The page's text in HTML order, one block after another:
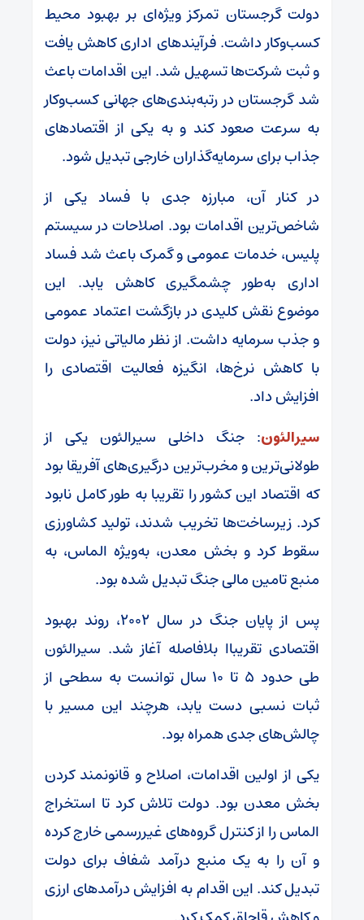
دولت گرجستان تمرکز ویژه‌ای بر بهبود محیط
کسب‌وکار داشت. فرآیند‌های اداری کاهش یافت
و ثبت شرکت‌ها تسهیل شد. این اقدامات باعث
شد گرجستان در رتبه‌بندی‌های جهانی کسب‌وکار
به سرعت صعود کند و به یکی از اقتصاد‌های
جذاب برای سرمایه‌گذاران خارجی تبدیل شود.
در کنار آن، مبارزه جدی با فساد یکی از
شاخص‌ترین اقدامات بود. اصلاحات در سیستم
پلیس، خدمات عمومی و گمرک باعث شد فساد
اداری به‌طور چشمگیری کاهش یابد. این
موضوع نقش کلیدی در بازگشت اعتماد عمومی
و جذب سرمایه داشت. از نظر مالیاتی نیز، دولت
با کاهش نرخ‌ها، انگیزه فعالیت اقتصادی را
افزایش داد.
سیرالئون: جنگ داخلی سیرالئون یکی از
طولانی‌ترین و مخرب‌ترین درگیری‌های آفریقا بود
که اقتصاد این کشور را تقریبا به طور کامل نابود
کرد. زیرساخت‌ها تخریب شدند، تولید کشاورزی
سقوط کرد و بخش معدن، به‌ویژه الماس، به
منبع تامین مالی جنگ تبدیل شده بود.
پس از پایان جنگ در سال ۲۰۰۲، روند بهبود
اقتصادی تقریباا بلافاصله آغاز شد. سیرالئون
طی حدود ۵ تا ۱۰ سال توانست به سطحی از
ثبات نسبی دست یابد، هرچند این مسیر با
چالش‌های جدی همراه بود.
یکی از اولین اقدامات، اصلاح و قانونمند کردن
بخش معدن بود. دولت تلاش کرد تا استخراج
الماس را از کنترل گروه‌های غیررسمی خارج کرده
و آن را به یک منبع درآمد شفاف برای دولت
تبدیل کند. این اقدام به افزایش درآمد‌های ارزی